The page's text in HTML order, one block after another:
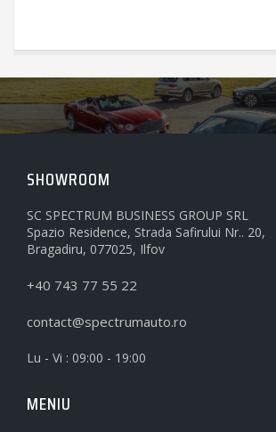
SHOWROOM
SC SPECTRUM BUSINESS GROUP SRL
Spazio Residence, Strada Safirului Nr.. 20,
Bragadiru, 077025, Ilfov
+40 743 77 55 22
contact@spectrumauto.ro
Lu - Vi : 09:00 - 19:00
MENIU